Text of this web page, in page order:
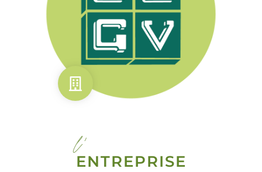
l'
ENTREPRISE